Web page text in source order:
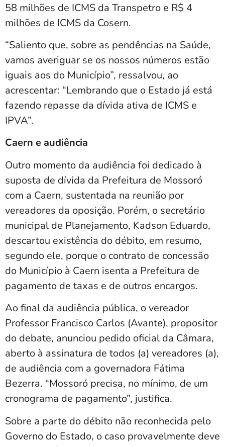
58 milhões de ICMS da Transpetro e R$ 4
milhões de ICMS da Cosern.
“Saliento que, sobre as pendências na Saúde,
vamos averiguar se os nossos números estão
iguais aos do Município”, ressalvou, ao
acrescentar: “Lembrando que o Estado já está
fazendo repasse da dívida ativa de ICMS e
IPVA”.
Caern e audiência
Outro momento da audiência foi dedicado à
suposta de dívida da Prefeitura de Mossoró
com a Caern, sustentada na reunião por
vereadores da oposição. Porém, o secretário
municipal de Planejamento, Kadson Eduardo,
descartou existência do débito, em resumo,
segundo ele, porque o contrato de concessão
do Município à Caern isenta a Prefeitura de
pagamento de taxas e de outros encargos.
Ao final da audiência pública, o vereador
Professor Francisco Carlos (Avante), propositor
do debate, anunciou pedido oficial da Câmara,
aberto à assinatura de todos (a) vereadores (a),
de audiência com a governadora Fátima
Bezerra. “Mossoró precisa, no mínimo, de um
cronograma de pagamento”, justifica.
Sobre a parte do débito não reconhecida pelo
Governo do Estado, o caso provavelmente deve